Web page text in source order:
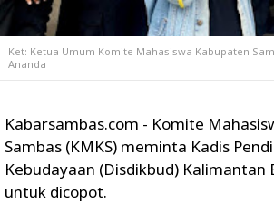
Ket: Ketua Umum Komite Mahasiswa Kabupaten
Ananda
Kabarsambas.com - Komite
Sambas (KMKS) meminta Kadis
Kebudayaan (Disdikbud) Kalimantan
untuk dicopot.